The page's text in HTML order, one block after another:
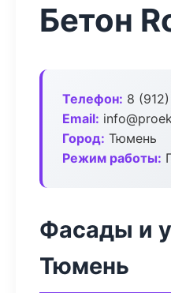
Бетон
Телефон: 8
Email:
Город: Тюмень
Режим работы:
Фасады и
Тюмень